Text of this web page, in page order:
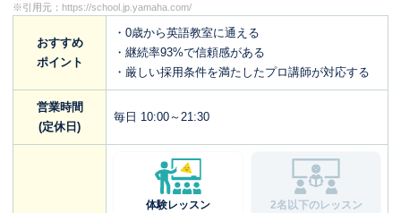
※引用元： https://school.jp.yamaha.com/
おすすめ
ポイント
・0歳から英語教室に通える
・継続率93%で信頼感がある
・厳しい採用条件を満たしたプロ講師が対応する
営業時間
(定休日)
毎日 10:00～21:30
体験レッスン 2名以下のレッスン